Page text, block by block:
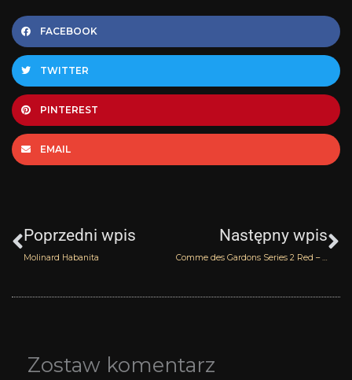
FACEBOOK
TWITTER
PINTEREST
EMAIL
Poprzedni wpis
Molinard Habanita
Następny wpis
Comme des Gardons Series 2 Red – Harissa
Zostaw komentarz